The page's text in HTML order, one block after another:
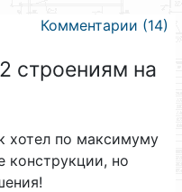
Комментарии (14)
строениям на
хотел по максимуму
конструкции, но